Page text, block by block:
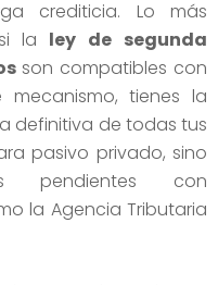
crediticia. Lo más
la ley de segunda
son compatibles con
tienes la
definitiva de todas tus
pasivo privado, sino
pendientes con
la Agencia Tributaria